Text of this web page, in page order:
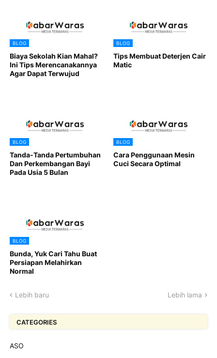
BLOG
Biaya Sekolah Kian Mahal?
Ini Tips Merencanakannya
Agar Dapat Terwujud
BLOG
Tips Membuat Deterjen Cair
Matic
BLOG
Tanda-Tanda Pertumbuhan
Dan Perkembangan Bayi
Pada Usia 5 Bulan
BLOG
Cara Penggunaan Mesin
Cuci Secara Optimal
BLOG
Bunda, Yuk Cari Tahu Buat
Persiapan Melahirkan
Normal
Lebih baru Lebih lama
CATEGORIES
ASO